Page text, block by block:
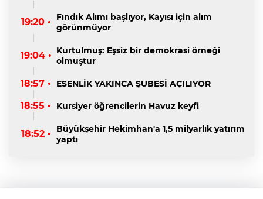
19:20 •
Fındık Alımı başlıyor, Kayısı için alım
görünmüyor
19:04 • Kurtulmuş: Eşsiz bir demokrasi örneği
olmuştur
18:57 • ESENLİK YAKINCA ŞUBESİ AÇILIYOR
18:55 • Kursiyer öğrencilerin Havuz keyfi
18:52 •
Büyükşehir Hekimhan'a 1,5 milyarlık yatırım
yaptı